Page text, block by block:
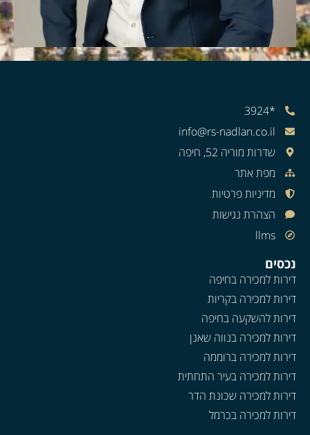
*3924
info@rs-nadlan.co.il
שדרות מוריה 52, חיפה
מפת אתר
מדיניות פרטיות
הצהרת נגישות
llms
נכסים
דירות למכירה בחיפה
דירות למכירה בקריות
דירות להשקעה בחיפה
דירות למכירה בנווה שאנן
דירות למכירה ברוממה
דירות למכירה בעיר התחתית
דירות למכירה שכונת הדר
דירות למכירה בכרמל